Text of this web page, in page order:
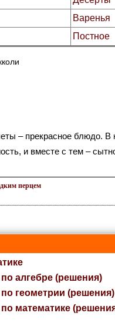
Варенья
Постное
– прекрасное блюдо. В
и вместе с тем –
перцем
алгебре (решения)
геометрии (решения)
математике